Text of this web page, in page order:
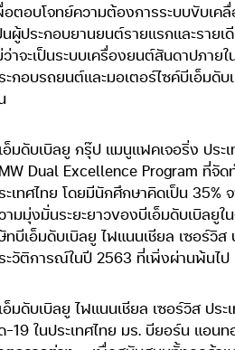
อตอบโจทย์ความต้องการระบบขับเค
นผู้ประกอบยานยนต์รายแรกและราย
ว่าจะเป็นระบบเครื่องยนต์สันดาปภา
ะกอบรถยนต์และมอเตอร์ไซค์บีเอ็มดั
อ็มดับเบิลยู กรุ๊ป แมนูแฟคเจอริ่ง ปร
Dual Excellence Program ที่จั
ะเทศไทย โดยมีนักศึกษาคิดเป็น 35%
ามมุ่งมั่นระยะยาวของบีเอ็มดับเบิลยู
ทบีเอ็มดับเบิลยู ไฟแนนเชียล เซอร์วิ
ะวัติการณ์ในปี 2563 ที่เพิ่งผ่านพ้นไป
อ็มดับเบิลยู ไฟแนนเชียล เซอร์วิส ป
-19 ในประเทศไทย มร. บียอร์น แอน